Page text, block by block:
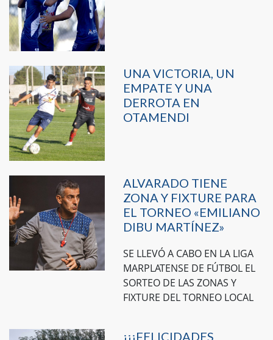
UNA VICTORIA, UN
EMPATE Y UNA
DERROTA EN
OTAMENDI
ALVARADO TIENE
ZONA Y FIXTURE PARA
EL TORNEO «EMILIANO
DIBU MARTÍNEZ»
SE LLEVÓ A CABO EN LA LIGA
MARPLATENSE DE FÚTBOL EL
SORTEO DE LAS ZONAS Y
FIXTURE DEL TORNEO LOCAL
¡¡¡FELICIDADES